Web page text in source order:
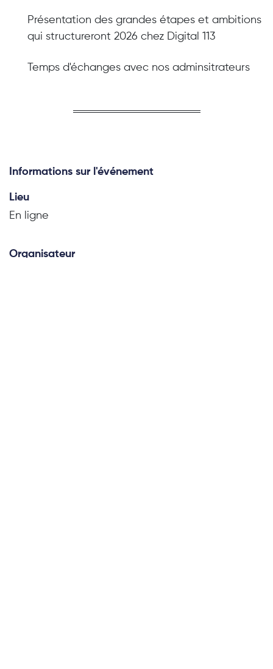
Présentation des grandes étapes et ambitions
qui structureront 2026 chez Digital 113
Temps d'échanges avec nos adminsitrateurs
Informations sur l'événement
Lieu
En ligne
Organisateur